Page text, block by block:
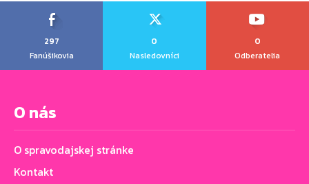
297
Fanúšikovia
0
Nasledovníci
0
Odberatelia
O nás
O spravodajskej stránke
Kontakt